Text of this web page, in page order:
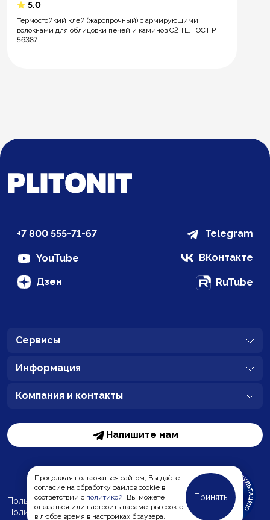
5.0
Термостойкий клей (жаропрочный) с армирующими
волокнами для облицовки печей и каминов С2 ТЕ, ГОСТ Р
56387
Продолжая пользоваться сайтом, Вы даёте
согласие на обработку файлов cookie в
соответствии с политикой. Вы можете
отказаться или настроить параметры cookie
в любое время в настройках браузера.
Принять
+7 800 555-71-67 Telegram
YouTube ВКонтакте
Дзен RuTube
Сервисы
Информация
Компания и контакты
Напишите нам
Пользовательское соглашение
Политика обработки персональных данных MC-Bauchemie